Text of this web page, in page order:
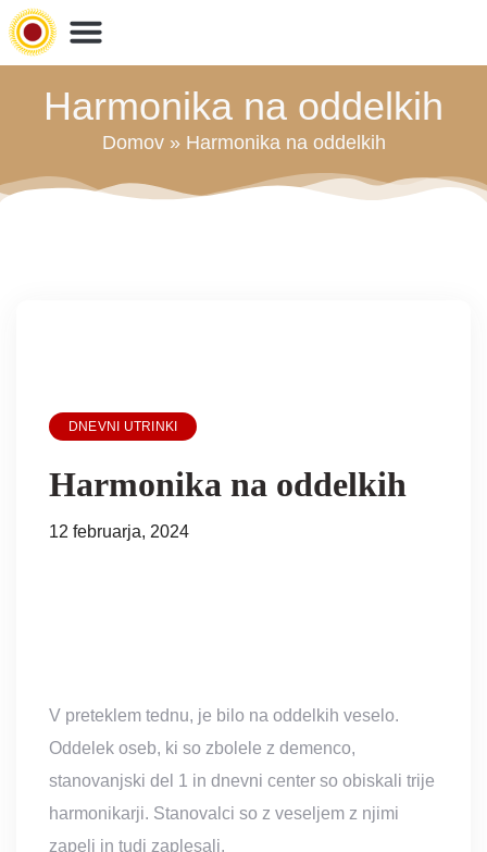
Preskoči
na
vsebinoHarmonika na oddelkih
Domov» Harmonika na oddelkih
DNEVNI UTRINKI
Harmonika na oddelkih
12 februarja, 2024
V preteklem tednu, je bilo na oddelkih veselo.
Oddelek oseb, ki so zbolele z demenco,
stanovanjski del 1 in dnevni center so obiskali trije
harmonikarji. Stanovalci so z veseljem z njimi
zapeli in tudi zaplesali.